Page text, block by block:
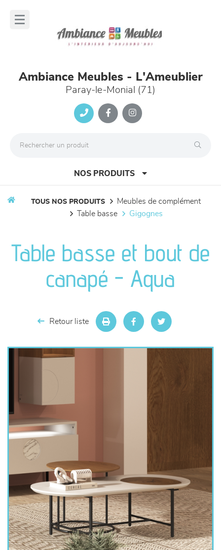
Ambiance Meubles - L'Ameublier
Paray-le-Monial (71)
NOS PRODUITS
séjours
meubles de complément
TOUS NOS PRODUITS
meubles de complément
table basse
gigognes
Table basse et bout de
canapé - Aqua
Retour liste